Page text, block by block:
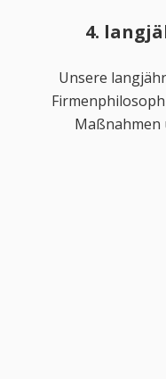
4.
Unsere
Maßnahmen